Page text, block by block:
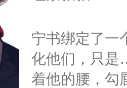
宁书绑定了一
化他们，只是
着他的腰，勾